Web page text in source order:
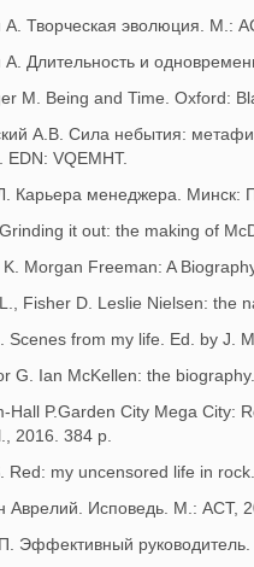
А. Творческая эволюция. М.:
А. Длительность и
M. Being and Time. Oxford:
А.В. Сила небытия:
EDN: VQEMHT.
Карьера менеджера. Минск:
it out: the making of
Morgan Freeman: A
Fisher D. Leslie Nielsen: the
Scenes from my life. Ed. by J.
G. Ian McKellen: the
Hall P.Garden City Mega City:
2016. 384 p.
Red: my uncensored life in
Аврелий. Исповедь. М.: АСТ,
Эффективный